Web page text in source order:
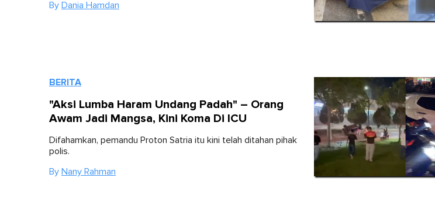
By Dania Hamdan
BERITA
"Aksi Lumba Haram Undang Padah" – Orang
Awam Jadi Mangsa, Kini Koma Di ICU
Difahamkan, pemandu Proton Satria itu kini telah ditahan pihak
polis.
By Nany Rahman